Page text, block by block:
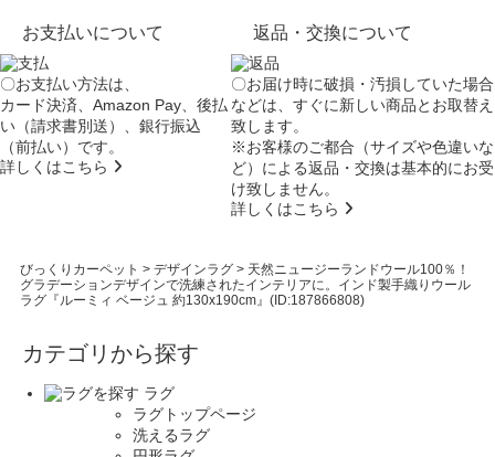
お支払いについて
〇お支払い方法は、
カード決済、Amazon Pay、後払
い（請求書別送）、銀行振込
（前払い）です。
詳しくはこちら
返品・交換について
〇お届け時に破損・汚損していた場合
などは、すぐに新しい商品とお取替え
致します。
※お客様のご都合（サイズや色違いな
ど）による返品・交換は基本的にお受
け致しません。
詳しくはこちら
びっくりカーペット > デザインラグ> 天然ニュージーランドウール100％！
グラデーションデザインで洗練されたインテリアに。インド製手織りウール
ラグ『ルーミィ ベージュ 約130x190cm』(ID:187866808)
カテゴリから探す
ラグ
ラグトップページ
洗えるラグ